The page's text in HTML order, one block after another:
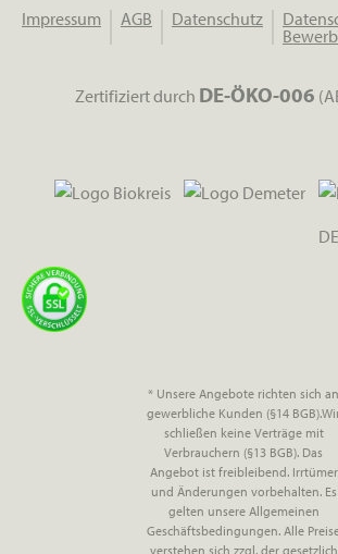
Impressum AGB Datenschutz
Zertifiziert durch DE-ÖKO-006
* Unsere Angebote richten sich an
gewerbliche Kunden (§14
schließen keine Verträge mit
Verbrauchern (§13 BGB). Das
Angebot ist freibleibend. Irrtümer
und Änderungen vorbehalten. Es
gelten unsere Allgemeinen
Geschäftsbedingungen. Alle
verstehen sich zzgl. der gesetzlich